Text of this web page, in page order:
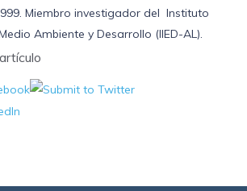
Miembro investigador del Instituto
Ambiente y Desarrollo (IIED-AL).